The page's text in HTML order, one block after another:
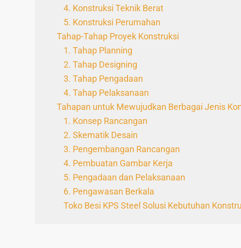
4. Konstruksi Teknik Berat
5. Konstruksi Perumahan
Tahap-Tahap Proyek Konstruksi
1. Tahap Planning
2. Tahap Designing
3. Tahap Pengadaan
4. Tahap Pelaksanaan
Tahapan untuk Mewujudkan Berbagai Jenis
1. Konsep Rancangan
2. Skematik Desain
3. Pengembangan Rancangan
4. Pembuatan Gambar Kerja
5. Pengadaan dan Pelaksanaan
6. Pengawasan Berkala
Toko Besi KPS Steel Solusi Kebutuhan